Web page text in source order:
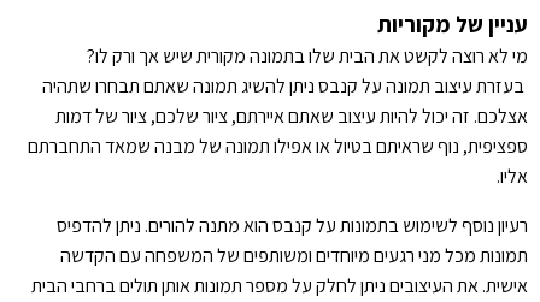
עניין של מקוריות
מי לא רוצה לקשט את הבית שלו בתמונה מקורית שיש אך ורק לו?
בעזרת עיצוב תמונה על קנבס ניתן להשיג תמונה שאתם תבחרו שתהיה
אצלכם. זה יכול להיות עיצוב שאתם איירתם, ציור שלכם, ציור של דמות
ספציפית, נוף שראיתם בטיול או אפילו תמונה של מבנה שמאד התחברתם
אליו.
רעיון נוסף לשימוש בתמונות על קנבס הוא מתנה להורים. ניתן להדפיס
תמונות מכל מני רגעים מיוחדים ומשותפים של המשפחה עם הקדשה
אישית. את העיצובים ניתן לחלק על מספר תמונות אותן תולים ברחבי הבית